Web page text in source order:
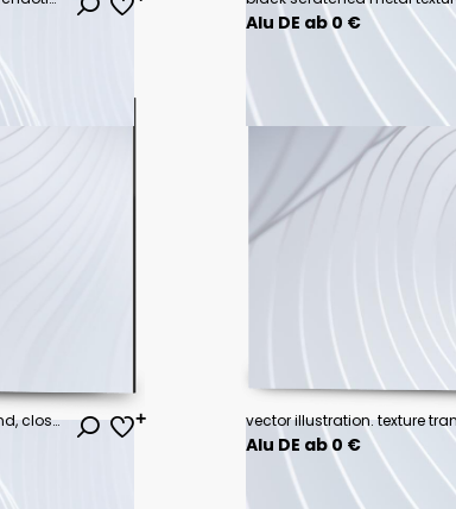
Alu DE ab 0 €
Photocopy crumpled texture and background, close up
Alu DE ab 0 €